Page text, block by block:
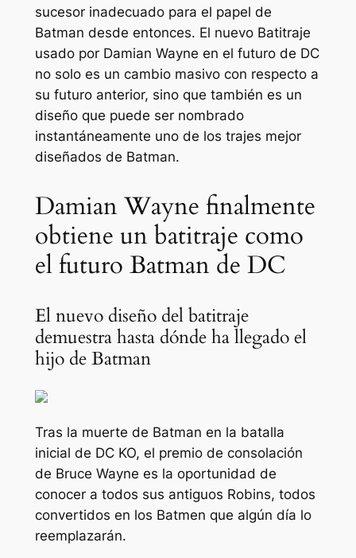
sucesor inadecuado para el papel de
Batman desde entonces. El nuevo Batitraje
usado por Damian Wayne en el futuro de DC
no solo es un cambio masivo con respecto a
su futuro anterior, sino que también es un
diseño que puede ser nombrado
instantáneamente uno de los trajes mejor
diseñados de Batman.
Damian Wayne finalmente
obtiene un batitraje como
el futuro Batman de DC
El nuevo diseño del batitraje
demuestra hasta dónde ha llegado el
hijo de Batman
Tras la muerte de Batman en la batalla
inicial de DC KO, el premio de consolación
de Bruce Wayne es la oportunidad de
conocer a todos sus antiguos Robins, todos
convertidos en los Batmen que algún día lo
reemplazarán.